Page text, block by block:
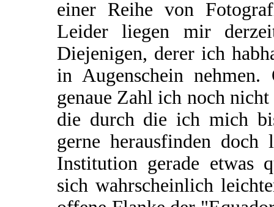
einer Reihe von
Leider liegen mir
Diejenigen, derer ich
in Augenschein
genaue Zahl ich noch
die durch die ich mich
gerne herausfinden
Institution gerade etwas
sich wahrscheinlich